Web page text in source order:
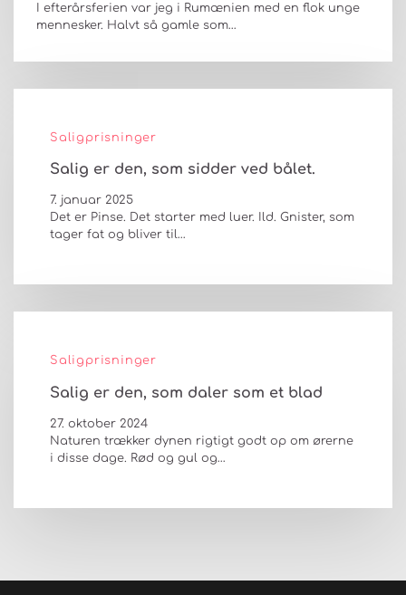
I efterårsferien var jeg i Rumænien med en flok unge
mennesker. Halvt så gamle som…
Saligprisninger
Salig er den, som sidder ved bålet.
7. januar 2025
Det er Pinse. Det starter med luer. Ild. Gnister, som
tager fat og bliver til…
Saligprisninger
Salig er den, som daler som et blad
27. oktober 2024
Naturen trækker dynen rigtigt godt op om ørerne
i disse dage. Rød og gul og…